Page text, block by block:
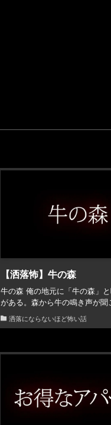
【洒落怖】牛の森
牛の森 俺の地元に「牛の森」
がある。森から牛の鳴き声が聞
洒落にならないほど怖い話